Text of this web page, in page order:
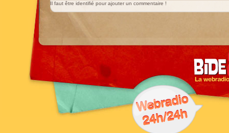
Il faut être identifié pour ajouter un commentaire !